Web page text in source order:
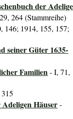
der
264 (Stammreihe)
146; 1914, 155, 157;
seiner Güter 1635-
Familien- I, 71,
Adeligen Häuser-